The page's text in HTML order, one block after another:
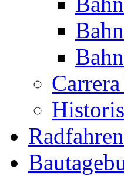
Radfahren